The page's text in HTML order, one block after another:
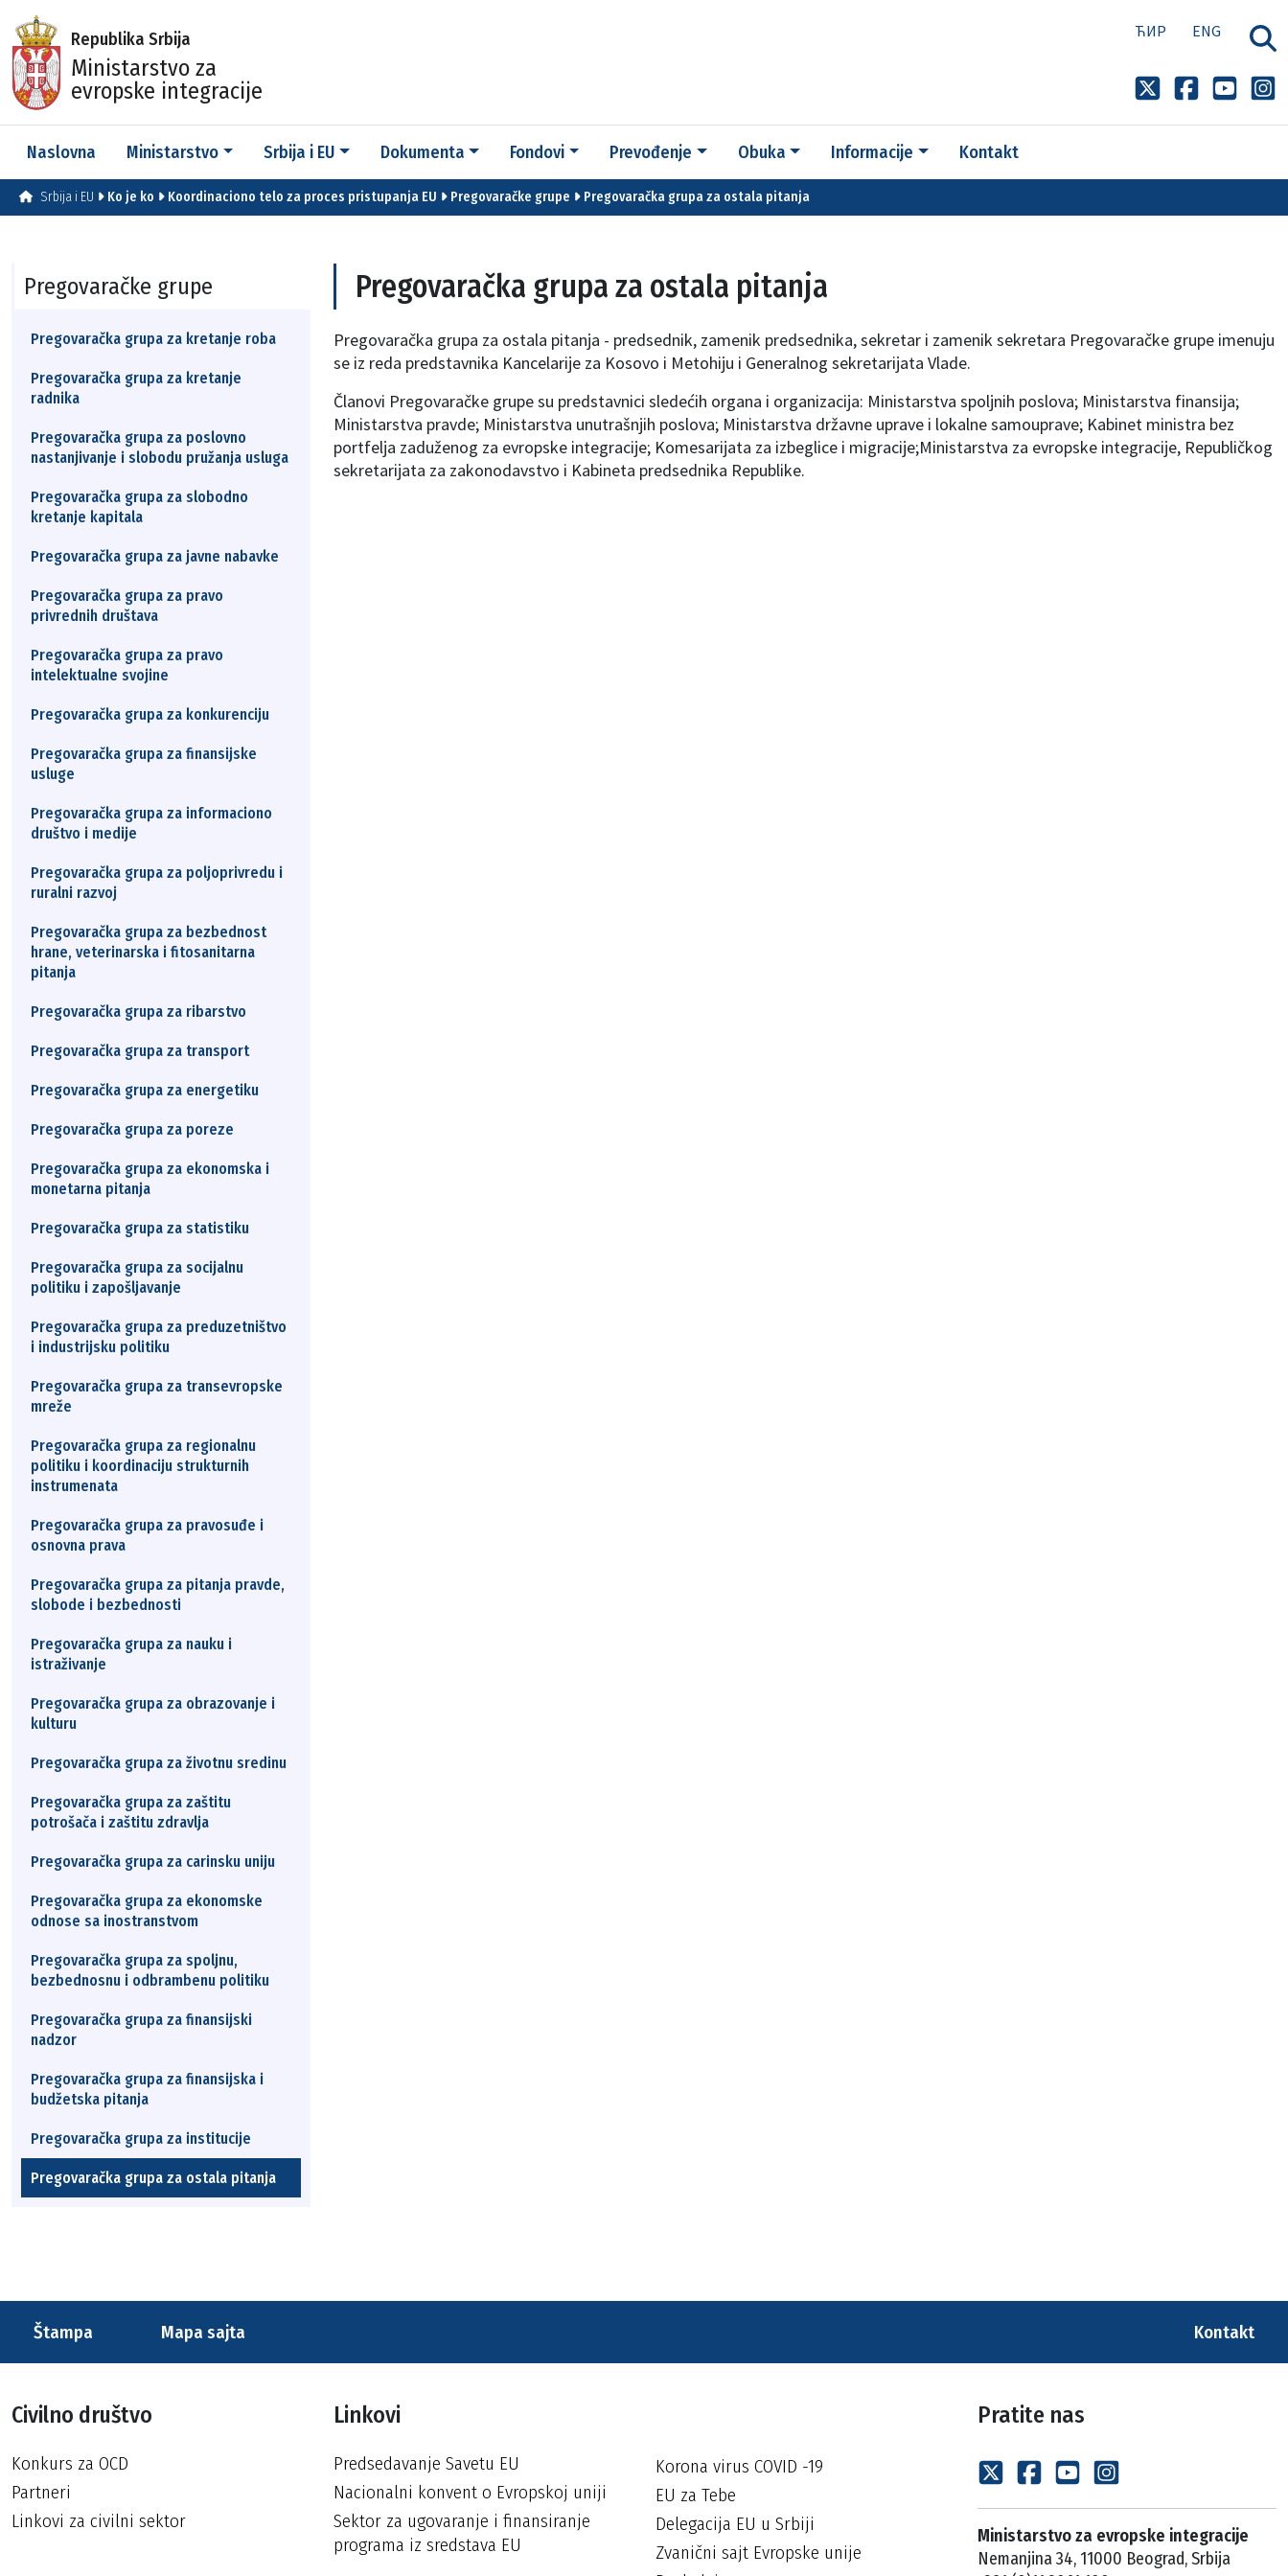
Republika Srbija
Ministarstvo za
evropske integracije
ЋИР ENG
Naslovna Ministarstvo Srbija i EU Dokumenta Fondovi Prevođenje Obuka Informacije Kontakt
Srbija i EU Ko je ko Koordinaciono telo za proces pristupanja EU Pregovaračke grupe Pregovaračka grupa za ostala pitanja
Pregovaračke grupe
Pregovaračka grupa za kretanje roba
Pregovaračka grupa za kretanje
radnika
Pregovaračka grupa za poslovno
nastanjivanje i slobodu pružanja usluga
Pregovaračka grupa za slobodno
kretanje kapitala
Pregovaračka grupa za javne nabavke
Pregovaračka grupa za pravo
privrednih društava
Pregovaračka grupa za pravo
intelektualne svojine
Pregovaračka grupa za konkurenciju
Pregovaračka grupa za finansijske
usluge
Pregovaračka grupa za informaciono
društvo i medije
Pregovaračka grupa za poljoprivredu i
ruralni razvoj
Pregovaračka grupa za bezbednost
hrane, veterinarska i fitosanitarna
pitanja
Pregovaračka grupa za ribarstvo
Pregovaračka grupa za transport
Pregovaračka grupa za energetiku
Pregovaračka grupa za poreze
Pregovaračka grupa za ekonomska i
monetarna pitanja
Pregovaračka grupa za statistiku
Pregovaračka grupa za socijalnu
politiku i zapošljavanje
Pregovaračka grupa za preduzetništvo
i industrijsku politiku
Pregovaračka grupa za transevropske
mreže
Pregovaračka grupa za regionalnu
politiku i koordinaciju strukturnih
instrumenata
Pregovaračka grupa za pravosuđe i
osnovna prava
Pregovaračka grupa za pitanja pravde,
slobode i bezbednosti
Pregovaračka grupa za nauku i
istraživanje
Pregovaračka grupa za obrazovanje i
kulturu
Pregovaračka grupa za životnu sredinu
Pregovaračka grupa za zaštitu
potrošača i zaštitu zdravlja
Pregovaračka grupa za carinsku uniju
Pregovaračka grupa za ekonomske
odnose sa inostranstvom
Pregovaračka grupa za spoljnu,
bezbednosnu i odbrambenu politiku
Pregovaračka grupa za finansijski
nadzor
Pregovaračka grupa za finansijska i
budžetska pitanja
Pregovaračka grupa za institucije
Pregovaračka grupa za ostala pitanja
Pregovaračka grupa za ostala pitanja
Pregovaračka grupa za ostala pitanja - predsednik, zamenik predsednika, sekretar i zamenik sekretara Pregovaračke grupe imenuju
se iz reda predstavnika Kancelarije za Kosovo i Metohiju i Generalnog sekretarijata Vlade.
Članovi Pregovaračke grupe su predstavnici sledećih organa i organizacija: Ministarstva spoljnih poslova; Ministarstva finansija;
Ministarstva pravde; Ministarstva unutrašnjih poslova; Ministarstva državne uprave i lokalne samouprave; Kabinet ministra bez
portfelja zaduženog za evropske integracije; Komesarijata za izbeglice i migracije;Ministarstva za evropske integracije, Republičkog
sekretarijata za zakonodavstvo i Kabineta predsednika Republike.
Štampa Mapa sajta Kontakt
Civilno društvo
Konkurs za OCD
Partneri
Linkovi za civilni sektor
Linkovi
Predsedavanje Savetu EU
Nacionalni konvent o Evropskoj uniji
Sektor za ugovaranje i finansiranje
programa iz sredstava EU
Korona virus COVID -19
EU za Tebe
Delegacija EU u Srbiji
Zvanični sajt Evropske unije
Pratite nas
Ministarstvo za evropske integracije
Nemanjina 34, 11000 Beograd, Srbija